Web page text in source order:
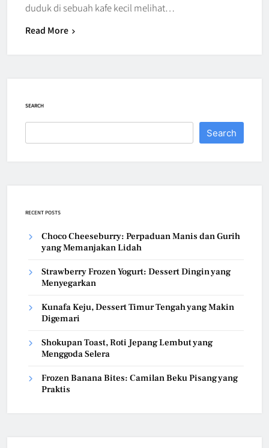
duduk di sebuah kafe kecil melihat…
Read More
SEARCH
Search
RECENT POSTS
Choco Cheeseburry: Perpaduan Manis dan Gurih
yang Memanjakan Lidah
Strawberry Frozen Yogurt: Dessert Dingin yang
Menyegarkan
Kunafa Keju, Dessert Timur Tengah yang Makin
Digemari
Shokupan Toast, Roti Jepang Lembut yang
Menggoda Selera
Frozen Banana Bites: Camilan Beku Pisang yang
Praktis